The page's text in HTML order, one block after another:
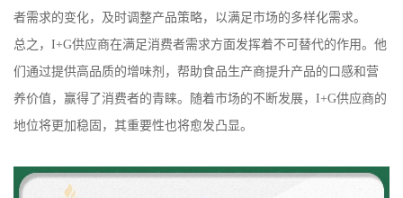
者需求的变化，及时调整产品策略，以满足市场的多样化需求。
总之，I+G供应商在满足消费者需求方面发挥着不可替代的作用。他
们通过提供高品质的增味剂，帮助食品生产商提升产品的口感和营
养价值，赢得了消费者的青睐。随着市场的不断发展，I+G供应商的
地位将更加稳固，其重要性也将愈发凸显。